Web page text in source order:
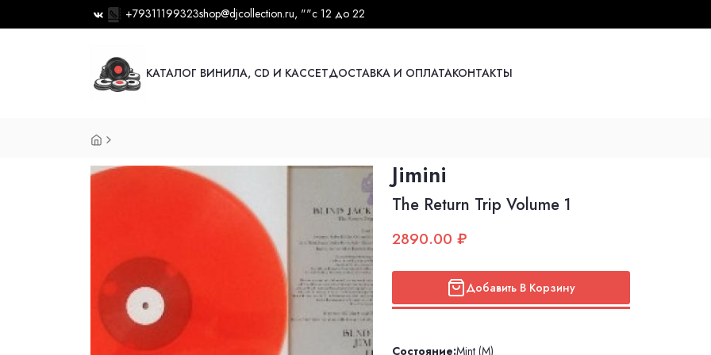
+79311199323shop@djcollection.ru, ""с 12 до 22
КАТАЛОГ ВИНИЛА, CD И КАССЕТДОСТАВКА И ОПЛАТАКОНТАКТЫ
Jimini
The Return Trip Volume 1
2890.00 ₽
Добавить В Корзину
Состояние:Mint (M)